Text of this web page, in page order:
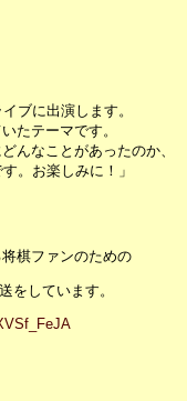
ブに出演します。
たテーマです。
んなことがあったのか、
。お楽しみに！」
棋ファンのための
をしています。